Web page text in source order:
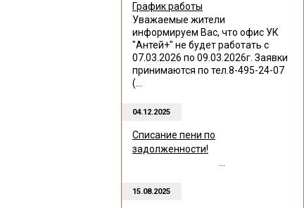
График работы
Уважаемые жители
информируем Вас, что офис УК
"Антей+" не будет работать с
07.03.2026 по 09.03.2026г. Заявки
принимаются по тел.8-495-24-07
(...
04.12.2025
Списание пени по
задолженности!
15.08.2025